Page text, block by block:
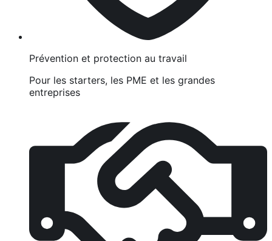
Prévention et protection au travail
Pour les starters, les PME et les grandes
entreprises